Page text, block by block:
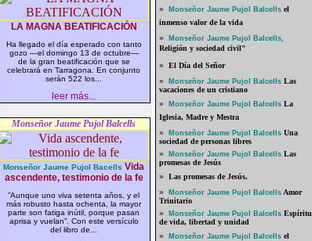
LA MAGNA BEATIFICACIÓN
Ha llegado el día esperado con tanto
gozo —el domingo 13 de octubre—
de la gran beatificación que se
celebrará en Tarragona. En conjunto
serán 522 los...
leer más...
Monseñor Jaume Pujol Balcells
Monseñor Jaume Pujol Bacells Vida
ascendente, testimonio de la fe
”Aunque uno viva setenta años, y el
más robusto hasta ochenta, la mayor
parte son fatiga inútil, porque pasan
aprisa y vuelan”. Con este versículo
del libro de...
»
Monseñor Jaume Pujol Balcells el
inmenso valor de la vida
»
Monseñor Jaume Pujol Balcells,
Religión y sociedad civil"
»
El Día del Señor
»
Monseñor Jaume Pujol Balcells Las
vacaciones de un cristiano
»
Monseñor Jaume Pujol Balcells La
Iglesia, Madre y Mestra
»
Monseñor Jaume Pujol Balcells Una
sociedad de personas libres
»
Monseñor Jaume Pujol Balcells Las
promesas de Jesús
»
Las promesas de Jesús,
»
Monseñor Jaume Pujol Balcells Amor
Trinitario
»
Monseñor Jaume Pujol Balcells Espíritu
de vida, libertad y unidad
»
Monseñor Jaume Pujol Balcells el